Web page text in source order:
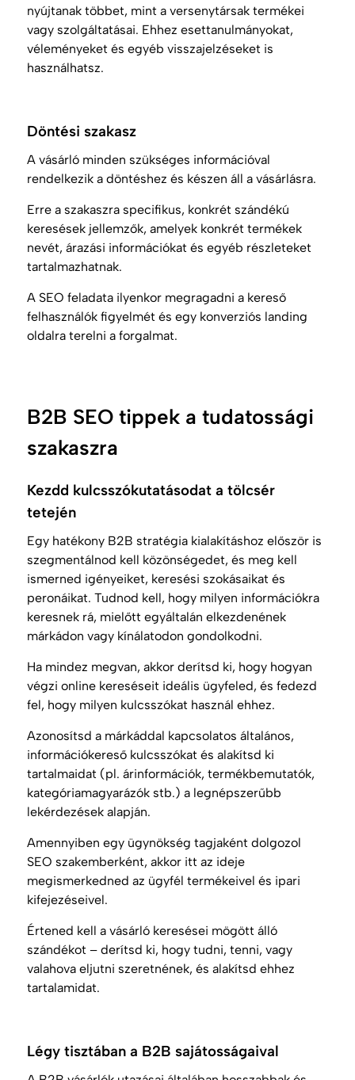
nyújtanak többet, mint a versenytársak termékei
vagy szolgáltatásai. Ehhez esettanulmányokat,
véleményeket és egyéb visszajelzéseket is
használhatsz.
Döntési szakasz
A vásárló minden szükséges információval
rendelkezik a döntéshez és készen áll a vásárlásra.
Erre a szakaszra specifikus, konkrét szándékú
keresések jellemzők, amelyek konkrét termékek
nevét, árazási információkat és egyéb részleteket
tartalmazhatnak.
A SEO feladata ilyenkor megragadni a kereső
felhasználók figyelmét és egy konverziós landing
oldalra terelni a forgalmat.
B2B SEO tippek a tudatossági
szakaszra
Kezdd kulcsszókutatásodat a tölcsér
tetején
Egy hatékony B2B stratégia kialakításhoz először is
szegmentálnod kell közönségedet, és meg kell
ismerned igényeiket, keresési szokásaikat és
peronáikat. Tudnod kell, hogy milyen információkra
keresnek rá, mielőtt egyáltalán elkezdenének
márkádon vagy kínálatodon gondolkodni.
Ha mindez megvan, akkor derítsd ki, hogy hogyan
végzi online kereséseit ideális ügyfeled, és fedezd
fel, hogy milyen kulcsszókat használ ehhez.
Azonosítsd a márkáddal kapcsolatos általános,
információkereső kulcsszókat és alakítsd ki
tartalmaidat (pl. árinformációk, termékbemutatók,
kategóriamagyarázók stb.) a legnépszerűbb
lekérdezések alapján.
Amennyiben egy ügynökség tagjaként dolgozol
SEO szakemberként, akkor itt az ideje
megismerkedned az ügyfél termékeivel és ipari
kifejezéseivel.
Értened kell a vásárló keresései mögött álló
szándékot – derítsd ki, hogy tudni, tenni, vagy
valahova eljutni szeretnének, és alakítsd ehhez
tartalamidat.
Légy tisztában a B2B sajátosságaival